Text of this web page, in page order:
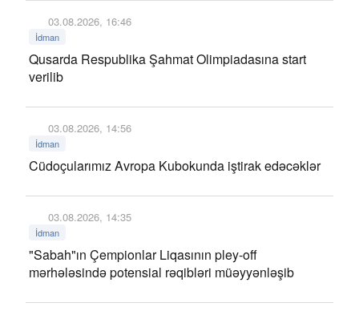
03.08.2026, 16:46
İdman
Qusarda Respublika Şahmat Olimpiadasına start
verilib
03.08.2026, 14:56
İdman
Cüdoçularımız Avropa Kubokunda iştirak edəcəklər
03.08.2026, 14:35
İdman
"Sabah"ın Çempionlar Liqasının pley-off
mərhələsində potensial rəqibləri müəyyənləşib